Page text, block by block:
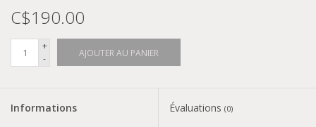
C$190.00
+
-
AJOUTER AU PANIER
Informations Évaluations (0)